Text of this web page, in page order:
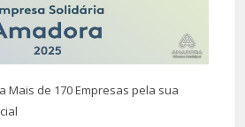
Mais de 170 Empresas pela sua